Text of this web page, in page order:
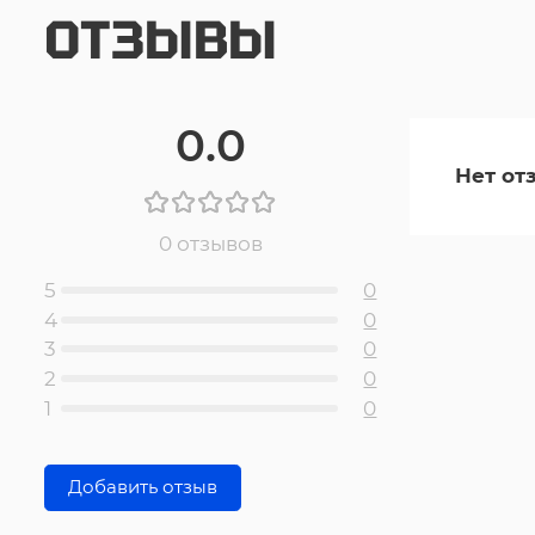
ОТЗЫВЫ
0.0
0 отзывов
5
0
4
0
3
0
2
0
1
0
Добавить отзыв
Нет